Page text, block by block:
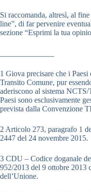
Si raccomanda, altresì, al
line”, di far pervenire
sezione “Esprimi la tua
1 Giova precisare che i
Transito Comune, pur
aderiscono al sistema
Paesi sono esclusivamente
prevista dalla Convenzione
2 Articolo 273, paragrafo 1
2447 del 24 novembre 2015.
3 CDU – Codice doganale
952/2013 del 9 ottobre 2013
dell’Unione.